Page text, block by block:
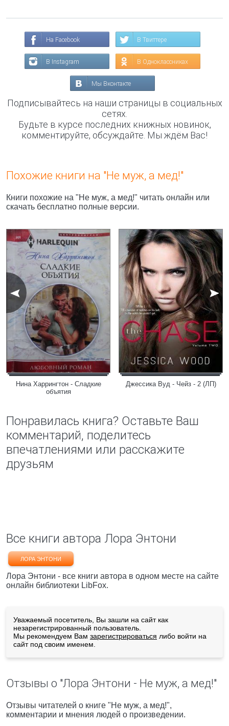
На Facebook В Твиттере
В Instagram В Одноклассниках
Мы Вконтакте
Подписывайтесь на наши страницы в социальных
сетях.
Будьте в курсе последних книжных новинок,
комментируйте, обсуждайте. Мы ждём Вас!
Похожие книги на "Не муж, а мед!"
Книги похожие на "Не муж, а мед!" читать онлайн или
скачать бесплатно полные версии.
Нина Харрингтон - Сладкие
объятия
Джессика Вуд - Чейз - 2 (ЛП)
Понравилась книга? Оставьте Ваш
комментарий, поделитесь
впечатлениями или расскажите
друзьям
Все книги автора Лора Энтони
ЛОРА ЭНТОНИ
Лора Энтони - все книги автора в одном месте на сайте
онлайн библиотеки LibFox.
Уважаемый посетитель, Вы зашли на сайт как
незарегистрированный пользователь.
Мы рекомендуем Вам зарегистрироваться либо войти на
сайт под своим именем.
Отзывы о "Лора Энтони - Не муж, а мед!"
Отзывы читателей о книге "Не муж, а мед!",
комментарии и мнения людей о произведении.